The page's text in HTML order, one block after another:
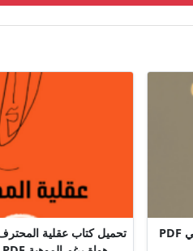
تحميل كتاب في حضرة الوعي الرقمي PDF
تحميل كتاب عقلية